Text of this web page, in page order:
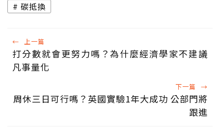
碳抵換
← 上一篇
打分數就會更努力嗎？為什麼經濟學家不建議
凡事量化
下一篇 →
周休三日可行嗎？英國實驗1年大成功 公部門將
跟進